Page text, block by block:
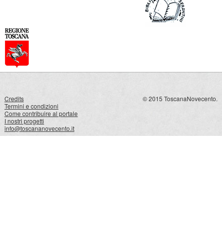
Credits
Termini e condizioni
Come contribuire al portale
I nostri progetti
info@toscananovecento.it
© 2015 ToscanaNovecento.